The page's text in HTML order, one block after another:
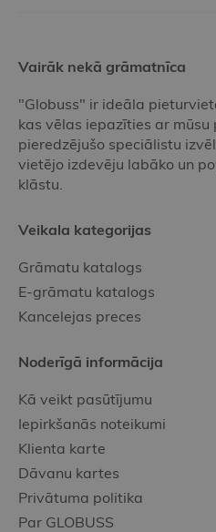
Vairāk nekā grāmatnīca
"Globuss" ir ideāla
kas vēlas iepazīties ar mūsu
pieredzējušo speciālistu
vietējo izdevēju labāko un
klāstu.
Veikala kategorijas
Grāmatu katalogs
E-grāmatu katalogs
Kancelejas preces
Noderīgā informācija
Kā veikt pasūtījumu
Iepirkšanās noteikumi
Klienta karte
Dāvanu kartes
Privātuma politika
Par GLOBUSS